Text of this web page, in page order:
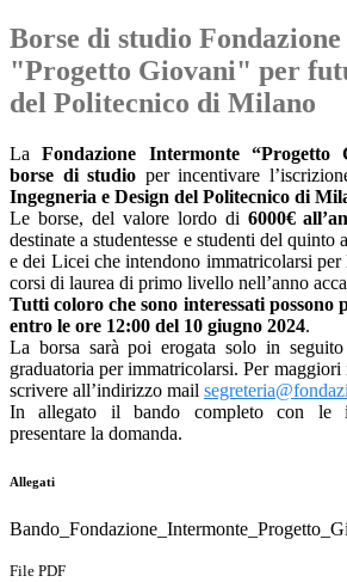
Borse di studio
"Progetto Giovani" per
del Politecnico di Milano
LaFondazione Intermonte “Progetto
borse di studio per incentivare
Ingegneria e Design del Politecnico di
Le borse, del valore lordo di 6000€
destinate a studentesse e studenti del
e dei Licei che intendono immatricolarsi
corsi di laurea di primo livello nell’anno
Tutti coloro che sono interessati possono
entro le ore 12:00 del 10 giugno 2024.
La borsa sarà poi erogata solo in
graduatoria per immatricolarsi. Per
scrivere all’indirizzo mail segreteria@
In allegato il bando completo con le
presentare la domanda.
Allegati
File PDF